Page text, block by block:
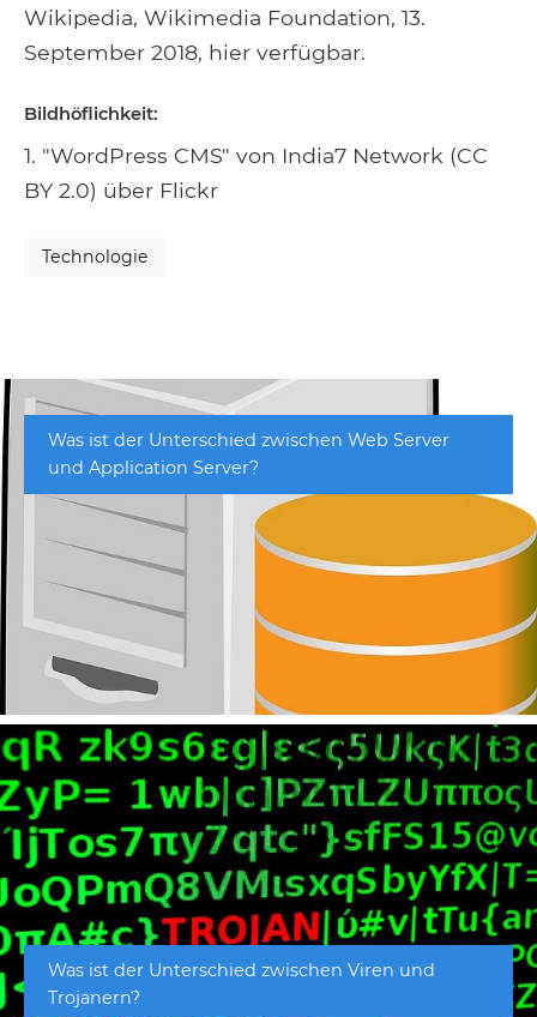
Wikipedia, Wikimedia Foundation, 13.
September 2018, hier verfügbar.
Bildhöflichkeit:
1. "WordPress CMS" von India7 Network (CC
BY 2.0) über Flickr
Technologie
Was ist der Unterschied zwischen Web Server
und Application Server?
Was ist der Unterschied zwischen Viren und
Trojanern?